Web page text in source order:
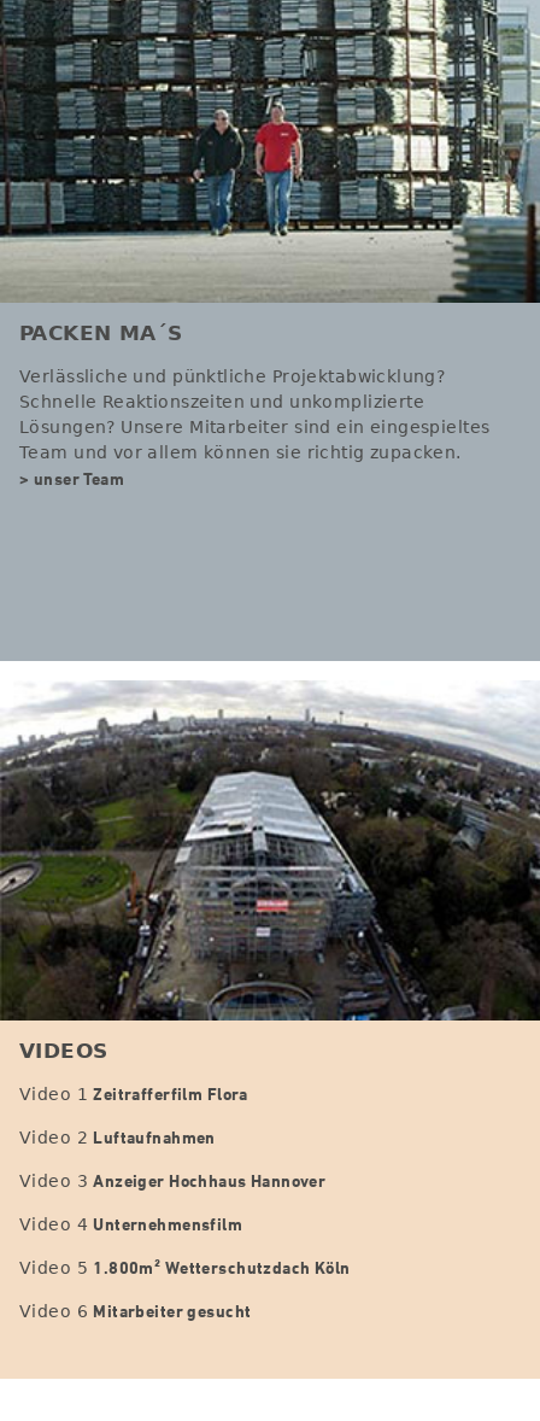
PACKEN MA´S
Verlässliche und pünktliche Projektabwicklung?
Schnelle Reaktionszeiten und unkomplizierte
Lösungen? Unsere Mitarbeiter sind ein eingespieltes
Team und vor allem können sie richtig zupacken.
> unser Team
VIDEOS
Video 1Zeitrafferfilm Flora
Video 2 Luftaufnahmen
Video 3Anzeiger Hochhaus Hannover
Video 4 Unternehmensfilm
Video 5 1.800m² Wetterschutzdach Köln
Video 6 Mitarbeiter gesucht